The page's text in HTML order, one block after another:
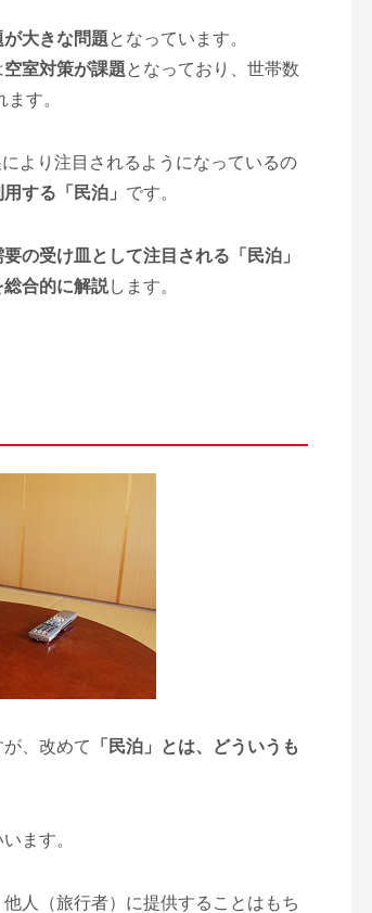
大きな問題となっています。
空室対策が課題となっており、世帯数
ます。
より注目されるようになっているの
する「民泊」 です。
の受け皿として注目される「民泊」
合的に解説します。
が、改めて
「民泊」とは、どういうも
ます。
人（旅行者）に提供することはもち